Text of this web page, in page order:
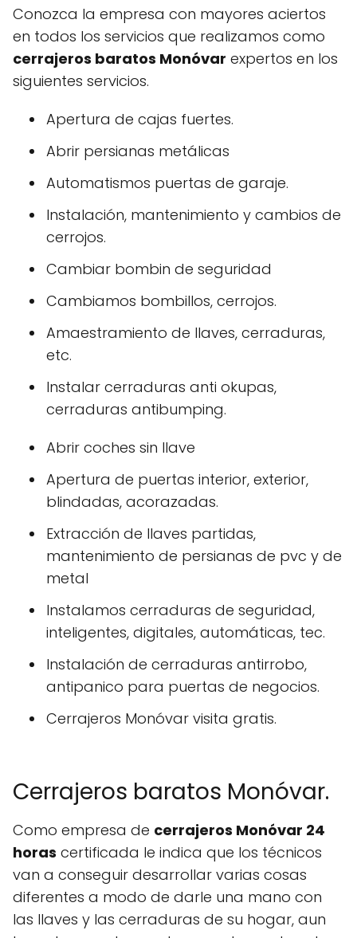
Conozca la empresa con mayores aciertos
en todos los servicios que realizamos como
cerrajeros baratos Monóvar expertos en los
siguientes servicios.
Apertura de cajas fuertes.
Abrir persianas metálicas
Automatismos puertas de garaje.
Instalación, mantenimiento y cambios de
cerrojos.
Cambiar bombin de seguridad
Cambiamos bombillos, cerrojos.
Amaestramiento de llaves, cerraduras,
etc.
Instalar cerraduras anti okupas,
cerraduras antibumping.
Abrir coches sin llave
Apertura de puertas interior, exterior,
blindadas, acorazadas.
Extracción de llaves partidas,
mantenimiento de persianas de pvc y de
metal
Instalamos cerraduras de seguridad,
inteligentes, digitales, automáticas, tec.
Instalación de cerraduras antirrobo,
antipanico para puertas de negocios.
Cerrajeros Monóvar visita gratis.
Cerrajeros baratos Monóvar.
Como empresa de cerrajeros Monóvar 24
horas certificada le indica que los técnicos
van a conseguir desarrollar varias cosas
diferentes a modo de darle una mano con
las llaves y las cerraduras de su hogar, aun